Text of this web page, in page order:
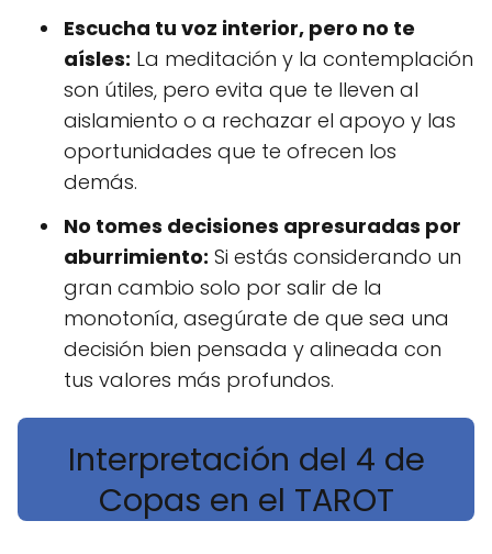
Escucha tu voz interior, pero no te
aísles: La meditación y la contemplación
son útiles, pero evita que te lleven al
aislamiento o a rechazar el apoyo y las
oportunidades que te ofrecen los
demás.
No tomes decisiones apresuradas por
aburrimiento: Si estás considerando un
gran cambio solo por salir de la
monotonía, asegúrate de que sea una
decisión bien pensada y alineada con
tus valores más profundos.
Interpretación del 4 de
Copas en el TAROT